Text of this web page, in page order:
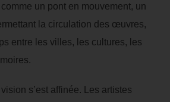
comme un pont en mouvement, un
la circulation des œuvres,
entre les villes, les cultures, les
s’est affinée. Les artistes